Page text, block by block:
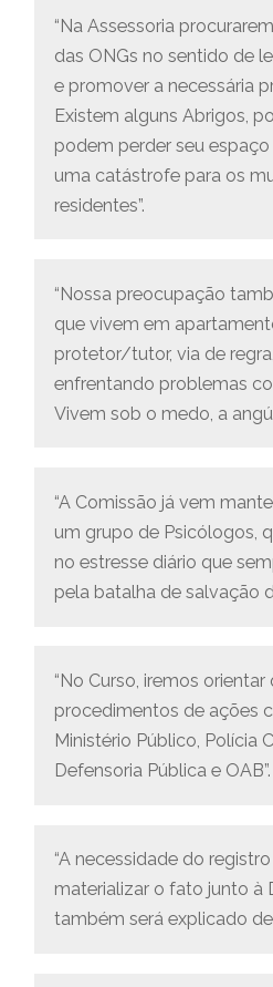
“Na Assessoria
das ONGs no sentido de
e promover a necessária
Existem alguns Abrigos,
podem perder seu espaço
uma catástrofe para os
residentes”.
“Nossa preocupação
que vivem em
protetor/tutor, via de
enfrentando problemas
Vivem sob o medo, a
“A Comissão já vem
um grupo de Psicólogos,
no estresse diário que
pela batalha de salvação
“No Curso, iremos
procedimentos de ações
Ministério Público, Polícia
Defensoria Pública e OAB”.
“A necessidade do
materializar o fato junto à
também será explicado